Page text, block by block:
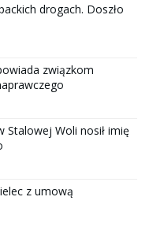
drogach. Doszło
związkom
Woli nosił imię
z umową